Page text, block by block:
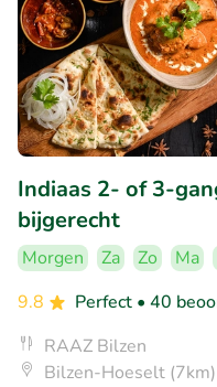
Indiaas 2- of 3-
bijgerecht
Morgen Za Zo Ma
9.8
Perfect • 40
RAAZ Bilzen
Bilzen-Hoeselt (7km)